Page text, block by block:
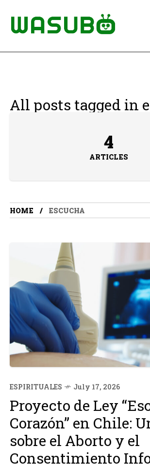
All posts tagged in
4
ARTICLES
HOME ESCUCHA
ESPIRITUALES July 17, 2026
Proyecto de Ley
Corazón” en Chile:
sobre el Aborto y el
Consentimiento